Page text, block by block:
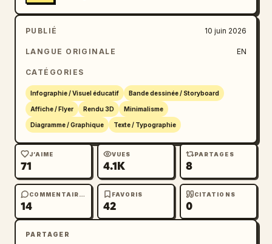
PUBLIÉ 10 juin 2026
LANGUE ORIGINALE EN
CATÉGORIES
Infographie / Visuel éducatif Bande dessinée / Storyboard
Affiche / Flyer Rendu 3D Minimalisme
Diagramme / Graphique Texte / Typographie
J’AIME
71
VUES
4.1K
PARTAGES
8
COMMENTAIRES
14
FAVORIS
42
CITATIONS
0
PARTAGER